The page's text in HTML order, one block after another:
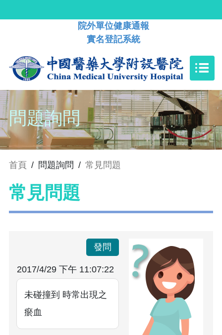
院外單位健康通報
實名登記系統
問題詢問
首頁 / 問題詢問 / 常見問題
常見問題
發問
2017/4/29 下午 11:07:22
未碰撞到 時常出現之
瘀血